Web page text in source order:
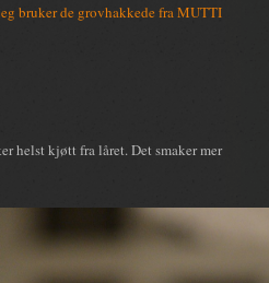
bruker de grovhakkede fra MUTTI
helst kjøtt fra låret. Det smaker mer